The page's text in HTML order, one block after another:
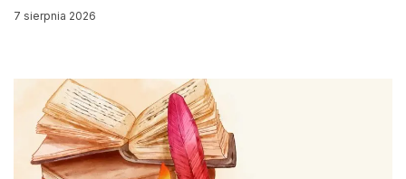
7 sierpnia 2026